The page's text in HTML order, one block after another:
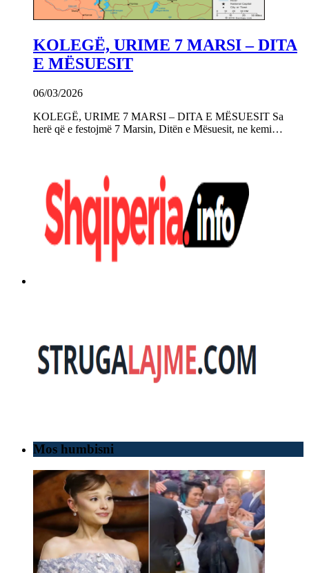
KOLEGË, URIME 7 MARSI – DITA
E MËSUESIT
06/03/2026
KOLEGË, URIME 7 MARSI – DITA E MËSUESIT Sa
herë që e festojmë 7 Marsin, Ditën e Mësuesit, ne kemi…
Mos humbisni